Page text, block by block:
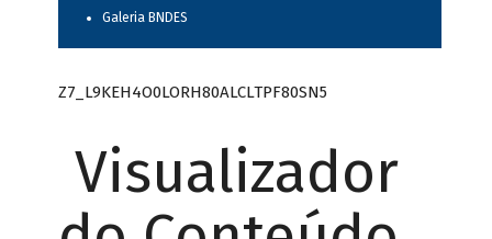
Galeria BNDES
Z7_L9KEH4O0LORH80ALCLTPF80SN5
Visualizador